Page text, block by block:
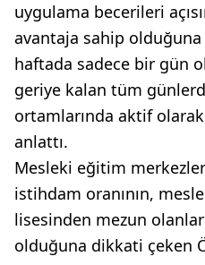
uygulama becerileri
avantaja sahip olduğuna
haftada sadece bir gün
geriye kalan tüm
ortamlarında aktif olarak
anlattı.
Mesleki eğitim
istihdam oranının,
lisesinden mezun
olduğuna dikkati çeken